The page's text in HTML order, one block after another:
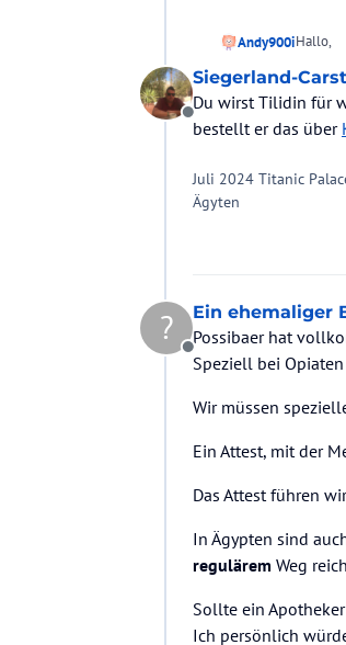
Andy900iHallo,
wie ist
Offline
Siegerland-
Du wirst Tilidin für
bestellt er das über
Juli 2024 Titanic
Ägyten
?
Offline
Ein ehemaliger
Possibaer hat
Speziell bei
Wir müssen
Ein Attest, mit der
Das Attest führen
In Ägypten sind
regulärem Weg
Sollte ein
Ich persönlich